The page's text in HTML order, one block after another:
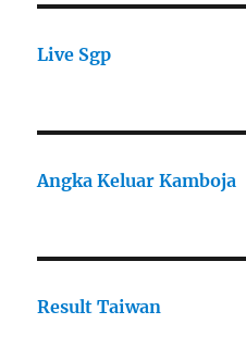
Live Sgp
Angka Keluar Kamboja
Result Taiwan